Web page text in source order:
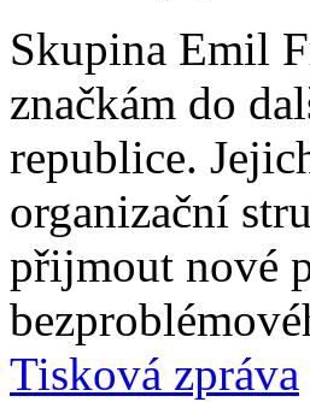
Skupina Emil
značkám do
republice.
organizační
přijmout nové
Tisková zpráva